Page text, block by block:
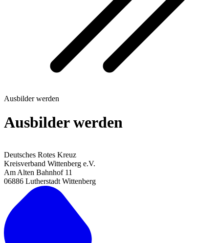
Ausbilder werden
Ausbilder werden
Deutsches Rotes Kreuz
Kreisverband Wittenberg e.V.
Am Alten Bahnhof 11
06886 Lutherstadt Wittenberg